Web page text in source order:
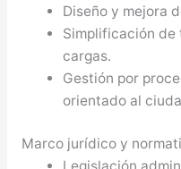
Diseño y mejora
Simplificación
cargas.
Gestión por
orientado al
Marco jurídico y